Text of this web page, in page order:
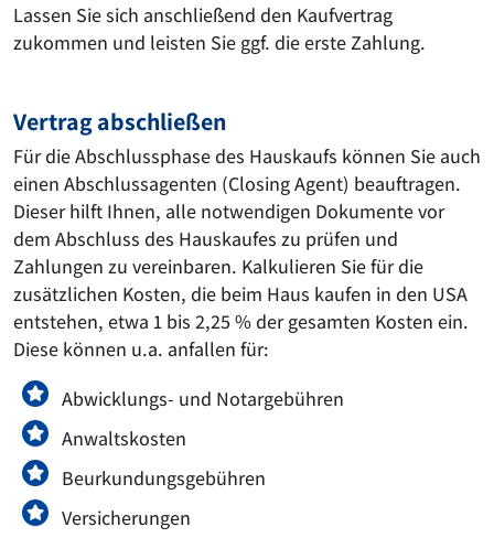
Lassen Sie sich anschließend den Kaufvertrag
zukommen und leisten Sie ggf. die erste Zahlung.
Vertrag abschließen
Für die Abschlussphase des Hauskaufs können Sie auch
einen Abschlussagenten (Closing Agent) beauftragen.
Dieser hilft Ihnen, alle notwendigen Dokumente vor
dem Abschluss des Hauskaufes zu prüfen und
Zahlungen zu vereinbaren. Kalkulieren Sie für die
zusätzlichen Kosten, die beim Haus kaufen in den USA
entstehen, etwa 1 bis 2,25 % der gesamten Kosten ein.
Diese können u.a. anfallen für:
Abwicklungs- und Notargebühren
Anwaltskosten
Beurkundungsgebühren
Versicherungen